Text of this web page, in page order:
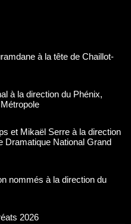
à la direction du Phénix,
et Mikaël Serre à la direction
National Grand
nommés à la direction du
2026
le cirque, les lauréats 2026 !